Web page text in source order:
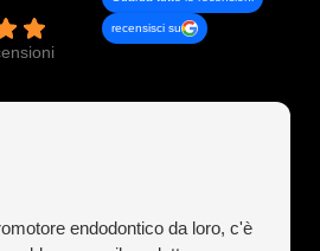
recensisci su
endodontico da loro, c'è